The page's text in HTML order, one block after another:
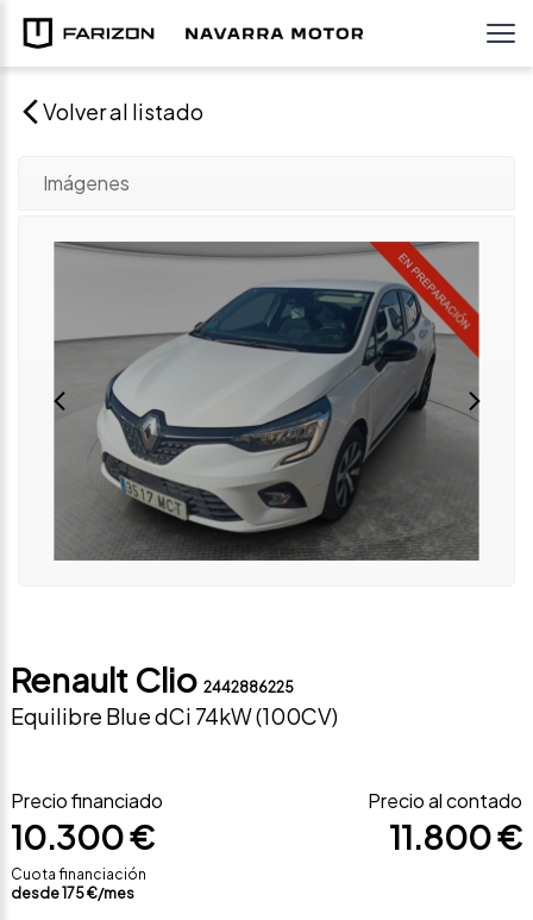
Volver al listado
Imágenes
Renault Clio 2442886225
Equilibre Blue dCi 74kW (100CV)
Precio financiado
10.300 €
Cuota financiación
desde175€/mes
Precio al contado
11.800 €